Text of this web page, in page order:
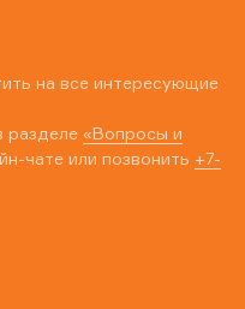
на все интересующие
разделе «Вопросы и
чате или позвонить +7-